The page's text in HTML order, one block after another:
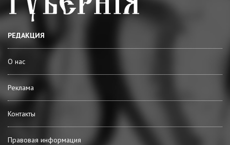
РЕДАКЦИЯ
О нас
Реклама
Контакты
Правовая информация